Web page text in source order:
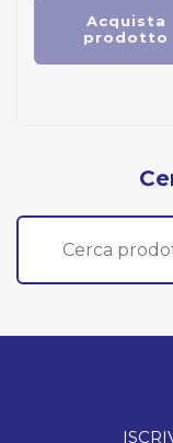
Acquista
prodotto
Cerca: